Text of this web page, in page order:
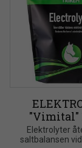
"Vimital"
Elektrolyter
saltbalansen